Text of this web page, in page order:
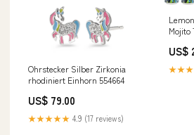
Ohrstecker Silber Zirkonia
rhodiniert Einhorn 554664
US$ 79.00
★★★★★ 4.9 (17 reviews)
Mojito
inkl.
US$